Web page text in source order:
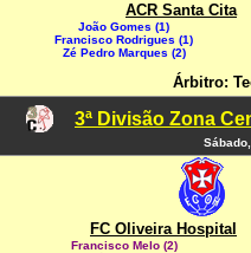
ACR Santa Cita
João Gomes (1)
Francisco Rodrigues (1)
Zé Pedro Marques (2)
Árbitro:
3ª Divisão Zona
FC Oliveira Hospital
Francisco Melo (2)